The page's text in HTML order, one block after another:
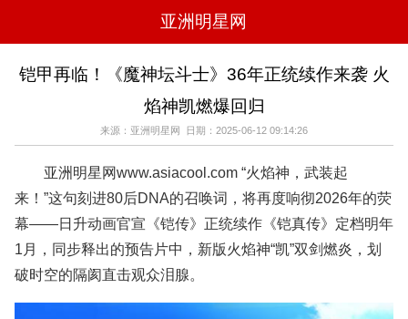
亚洲明星网
电视 综艺
音乐
时尚
八卦 华人男明星
华人女明星
韩国男明星 日本男明星
欧美男明星 泰国女明星
铠甲再临！《魔神坛斗士》36年正统续作来袭 火
焰神凯燃爆回归
来源：亚洲明星网 日期：2025-06-12 09:14:26
亚洲明星网www.asiacool.com “火焰神，武装起
来！”这句刻进80后DNA的召唤词，将再度响彻2026年的荧
幕——日升动画官宣《铠传》正统续作《铠真传》定档明年
1月，同步释出的预告片中，新版火焰神“凯”双剑燃炎，划
破时空的隔阂直击观众泪腺。